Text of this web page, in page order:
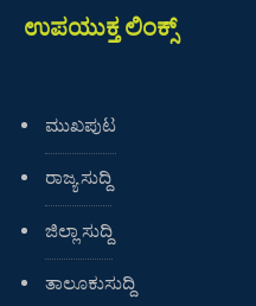
ಉಪಯುಕ್ತ ಲಿಂಕ್ಸ್
ಮುಖಪುಟ
ರಾಜ್ಯ ಸುದ್ದಿ
ಜಿಲ್ಲಾ ಸುದ್ದಿ
ತಾಲೂಕುಸುದ್ದಿ